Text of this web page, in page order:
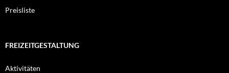
Preisliste
FREIZEITGESTALTUNG
Aktivitäten